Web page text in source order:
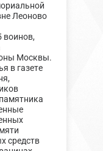
Леоново
воинов,
Москвы.
в газете
средств